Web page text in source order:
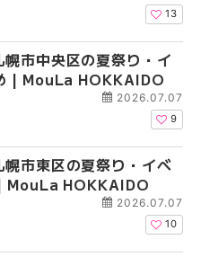
13
市中央区の夏祭り・イ
| MouLa HOKKAIDO
2026.07.07
9
市東区の夏祭り・イベ
MouLa HOKKAIDO
2026.07.07
10
2026年夏 札幌市清田
ベントまとめ |
2026年夏 札幌市手稲
ベントまとめ |
2026年夏 札幌市手稲
ベントまとめ |
2026年夏 札幌市豊平
ベントまとめ |